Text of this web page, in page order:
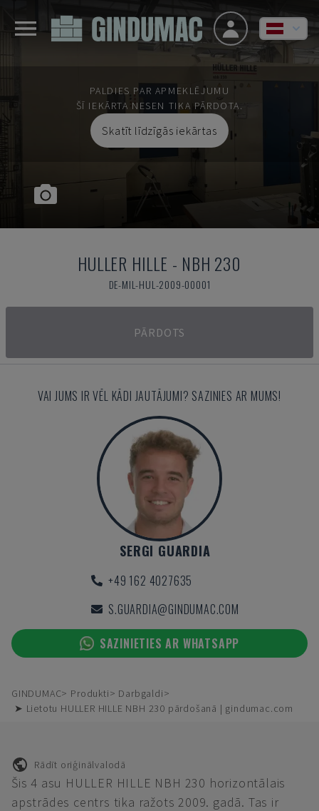
PALDIES PAR APMEKLĒJUMU
ŠĪ IEKĀRTA NESEN TIKA PĀRDOTA.
Skatīt līdzīgās iekārtas
HULLER HILLE - NBH 230
DE-MIL-HUL-2009-00001
PĀRDOTS
VAI JUMS IR VĒL KĀDI JAUTĀJUMI? SAZINIES AR MUMS!
SERGI GUARDIA
+49 162 4027635
S.GUARDIA@GINDUMAC.COM
SAZINIETIES AR WHATSAPP
GINDUMAC Produkti
Darbgaldi
➤ Lietotu HULLER HILLE NBH 230 pārdošanā | gindumac.com
Rādīt oriģinālvalodā
Šis 4 asu HULLER HILLE NBH 230 horizontālais
apstrādes centrs tika ražots 2009. gadā. Tas ir